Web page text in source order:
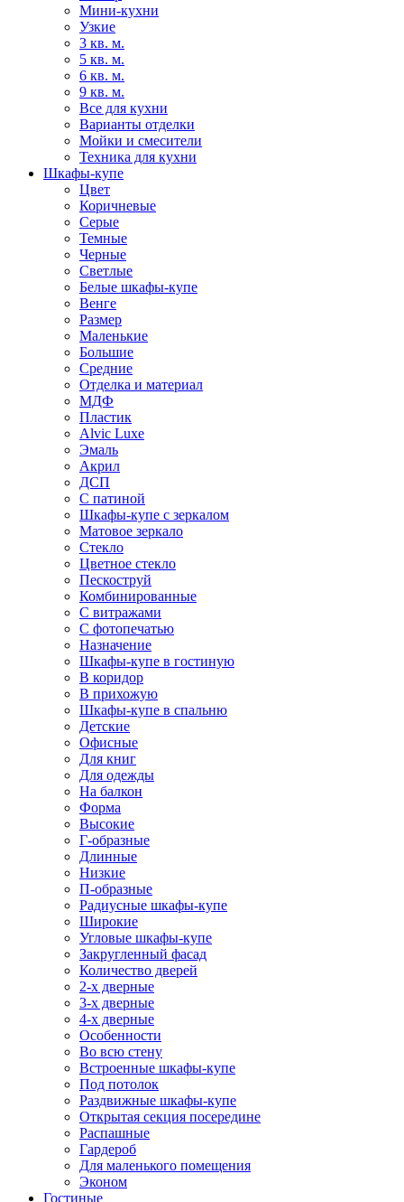
Мини-кухни
Узкие
3 кв. м.
5 кв. м.
6 кв. м.
9 кв. м.
Все для кухни
Варианты отделки
Мойки и смесители
Техника для кухни
Шкафы-купе
Цвет
Коричневые
Серые
Темные
Черные
Светлые
Белые шкафы-купе
Венге
Размер
Маленькие
Большие
Средние
Отделка и материал
МДФ
Пластик
Alvic Luxe
Эмаль
Акрил
ДСП
С патиной
Шкафы-купе с зеркалом
Матовое зеркало
Стекло
Цветное стекло
Пескоструй
Комбинированные
С витражами
С фотопечатью
Назначение
Шкафы-купе в гостиную
В коридор
В прихожую
Шкафы-купе в спальню
Детские
Офисные
Для книг
Для одежды
На балкон
Форма
Высокие
Г-образные
Длинные
Низкие
П-образные
Радиусные шкафы-купе
Широкие
Угловые шкафы-купе
Закругленный фасад
Количество дверей
2-х дверные
3-х дверные
4-х дверные
Особенности
Во всю стену
Встроенные шкафы-купе
Под потолок
Раздвижные шкафы-купе
Открытая секция посередине
Распашные
Гардероб
Для маленького помещения
Эконом
Гостиные